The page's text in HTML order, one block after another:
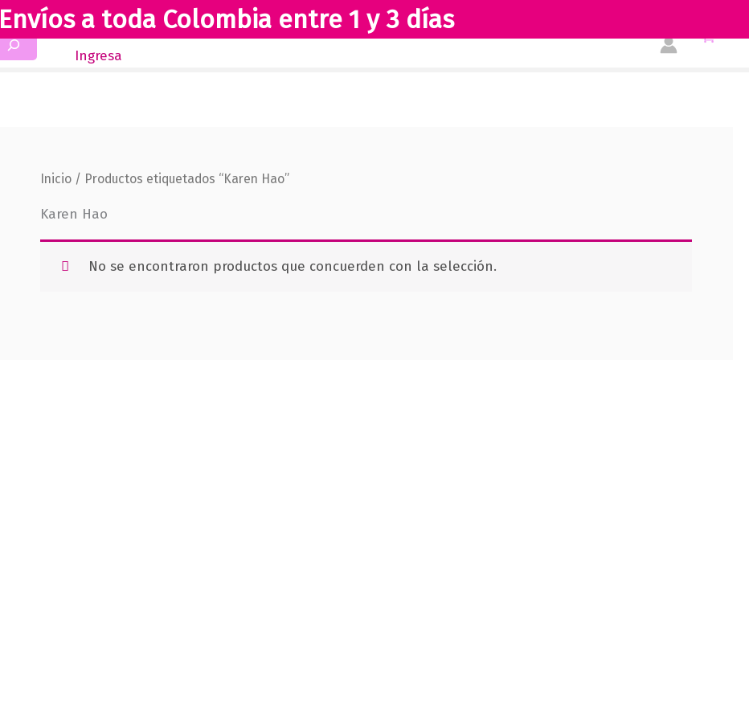
Envíos a toda Colombia entre 1 y 3 días
Inicio Novedades Revista Club Lectores Tienda
Ingresa
Inicio / Productos etiquetados “Karen Hao”
Karen Hao
No se encontraron productos que concuerden con la selección.